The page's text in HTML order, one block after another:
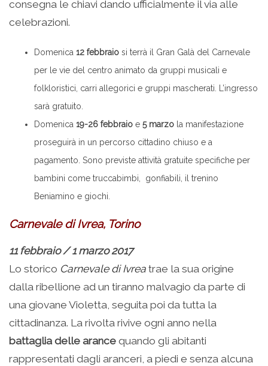
consegna le chiavi dando ufficialmente il via alle
celebrazioni.
Domenica 12 febbraio si terrà il Gran Galà del Carnevale
per le vie del centro animato da gruppi musicali e
folkloristici, carri allegorici e gruppi mascherati. L’ingresso
sarà gratuito.
Domenica 19-26 febbraio e 5 marzo la manifestazione
proseguirà in un percorso cittadino chiuso e a
pagamento. Sono previste attività gratuite specifiche per
bambini come truccabimbi, gonfiabili, il trenino
Beniamino e giochi.
Carnevale di Ivrea, Torino
11 febbraio / 1 marzo 2017
Lo storico Carnevale di Ivrea trae la sua origine
dalla ribellione ad un tiranno malvagio da parte di
una giovane Violetta, seguita poi da tutta la
cittadinanza. La rivolta rivive ogni anno nella
battaglia delle arance quando gli abitanti
rappresentati dagli aranceri, a piedi e senza alcuna